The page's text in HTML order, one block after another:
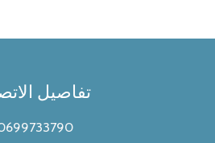
تفاصيل